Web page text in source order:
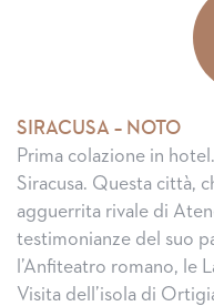
SIRACUSA – NOTO
Prima colazione in
Siracusa. Questa città,
agguerrita rivale di
testimonianze del suo
l’Anfiteatro romano, le
Visita dell’isola di